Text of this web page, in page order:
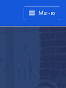
Меню